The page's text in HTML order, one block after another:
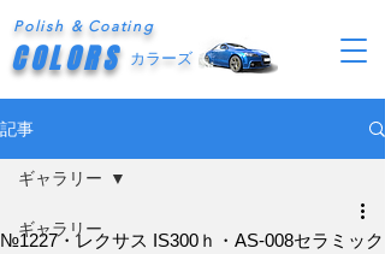
Polish & Coating
COLORS カラーズ
記事
ギャラリー
ギャラリー
№1227・レクサス IS300ｈ・AS-008セラミック